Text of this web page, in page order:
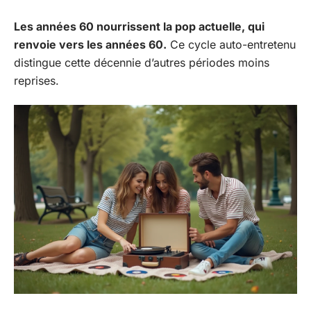
Les années 60 nourrissent la pop actuelle, qui
renvoie vers les années 60. Ce cycle auto-entretenu
distingue cette décennie d’autres périodes moins
reprises.